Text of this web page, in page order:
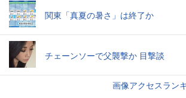
関東「真夏の暑さ」は終了か
チェーンソーで父襲撃か 目撃談
画像アクセスラン